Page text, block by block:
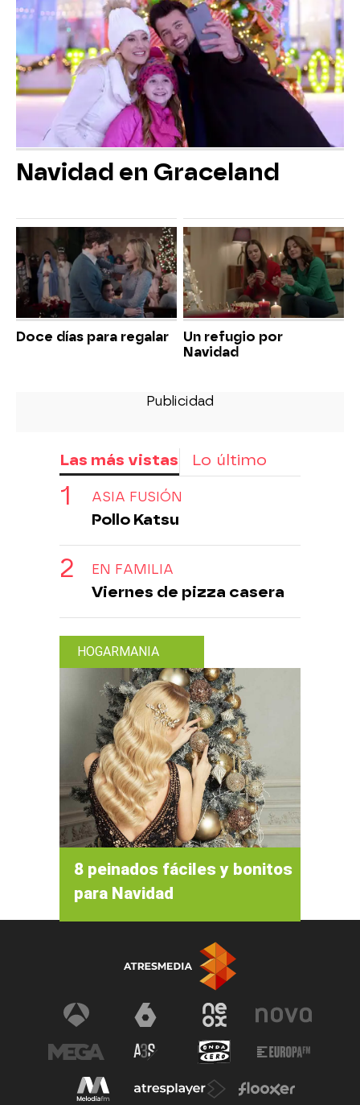
Navidad en Graceland
Doce días para regalar
Un refugio por
Navidad
Las más vistas Lo último
ASIA FUSIÓN
Pollo Katsu
EN FAMILIA
Viernes de pizza casera
HOGARMANIA
8 peinados fáciles y bonitos
para Navidad